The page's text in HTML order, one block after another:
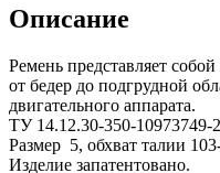
Описание
Ремень представляет
от бедер до подгрудной
двигательного аппарата.
ТУ 14.12.30-350-10973749-
Размер 5, обхват талии
Изделие запатентовано.